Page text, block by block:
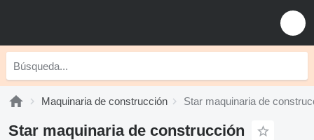
Maquinaria de construcción Star maquinaria de
Star maquinaria de construcción